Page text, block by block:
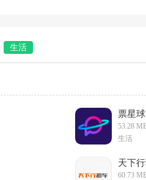
生活
票星球
53.28
生活
天下
60.73